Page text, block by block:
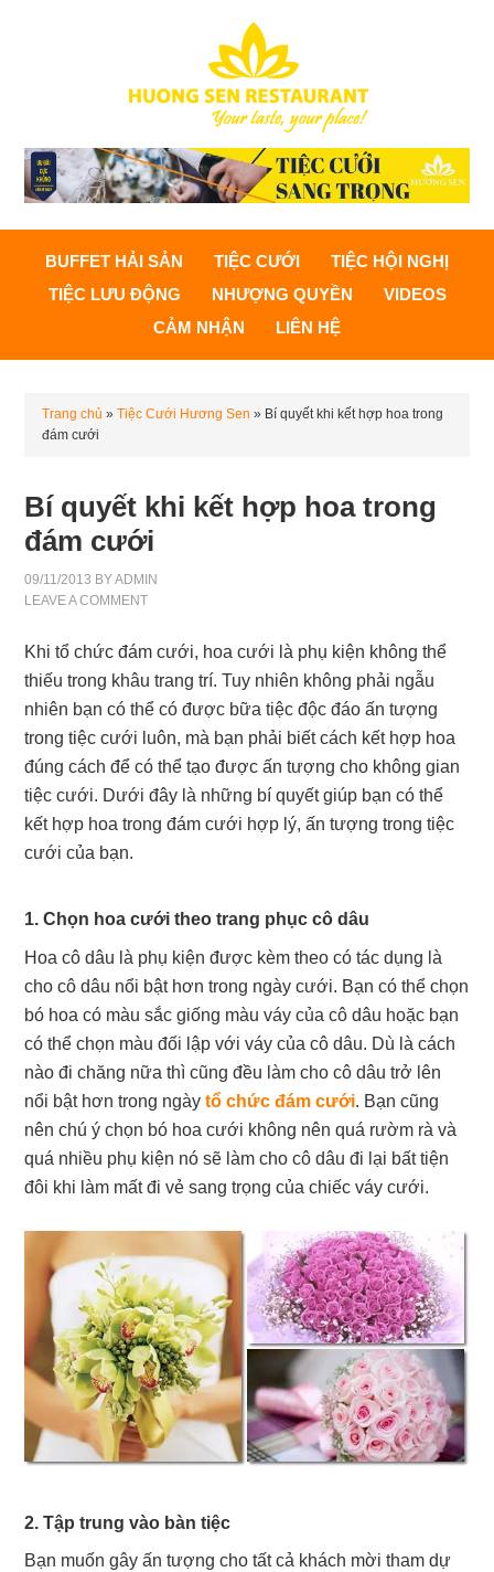
BUFFET HẢI SẢN TIỆC CƯỚI
TIỆC HỘI NGHỊ
TIỆC LƯU ĐỘNG
NHƯỢNG QUYỀN
VIDEOS
CẢM NHẬN
LIÊN HỆ
Trang chủ »Tiệc Cưới Hương Sen » Bí quyết khi kết hợp hoa trong
đám cưới
Bí quyết khi kết hợp hoa trong
đám cưới
09/11/2013 BYADMIN
LEAVE A COMMENT
Khi tổ chức đám cưới, hoa cưới là phụ kiện không thể
thiếu trong khâu trang trí. Tuy nhiên không phải ngẫu
nhiên bạn có thể có được bữa tiệc độc đáo ấn tượng
trong tiệc cưới luôn, mà bạn phải biết cách kết hợp hoa
đúng cách để có thể tạo được ấn tượng cho không gian
tiệc cưới. Dưới đây là những bí quyết giúp bạn có thể
kết hợp hoa trong đám cưới hợp lý, ấn tượng trong tiệc
cưới của bạn.
1. Chọn hoa cưới theo trang phục cô dâu
Hoa cô dâu là phụ kiện được kèm theo có tác dụng là
cho cô dâu nổi bật hơn trong ngày cưới. Bạn có thể chọn
bó hoa có màu sắc giống màu váy của cô dâu hoặc bạn
có thể chọn màu đối lập với váy của cô dâu. Dù là cách
nào đi chăng nữa thì cũng đều làm cho cô dâu trở lên
nổi bật hơn trong ngàytổ chức đám cưới. Bạn cũng
nên chú ý chọn bó hoa cưới không nên quá rườm rà và
quá nhiều phụ kiện nó sẽ làm cho cô dâu đi lại bất tiện
đôi khi làm mất đi vẻ sang trọng của chiếc váy cưới.
2. Tập trung vào bàn tiệc
Bạn muốn gây ấn tượng cho tất cả khách mời tham dự